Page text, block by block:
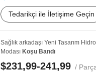
Tedarikçi ile İletişime Geçin
Sağlık arkadaşı Yeni Tasarım
Modası Koşu Bandı
$231,99-241,99 /